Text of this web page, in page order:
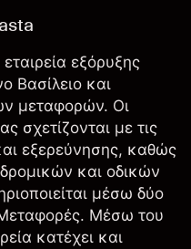
εξόρυξης
Βασίλειο και
μεταφορών. Οι
σχετίζονται με τις
εξερεύνησης, καθώς
και οδικών
μέσω δύο
Μέσω του
κατέχει και